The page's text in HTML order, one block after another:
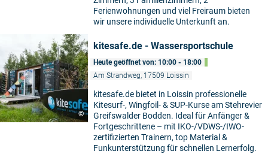
Ferienwohnungen und viel Freiraum bieten
wir unsere individuelle Unterkunft an.
©
kitesafe.de - Wassersportschule
Heute geöffnet von: 10:00 - 18:00
Am Strandweg, 17509 Loissin
kitesafe.de bietet in Loissin professionelle
Kitesurf-, Wingfoil- & SUP-Kurse am Stehrevier
Greifswalder Bodden. Ideal für Anfänger &
Fortgeschrittene – mit IKO-/VDWS-/IWO-
zertifizierten Trainern, top Material &
Funkunterstützung für schnellen Lernerfolg.